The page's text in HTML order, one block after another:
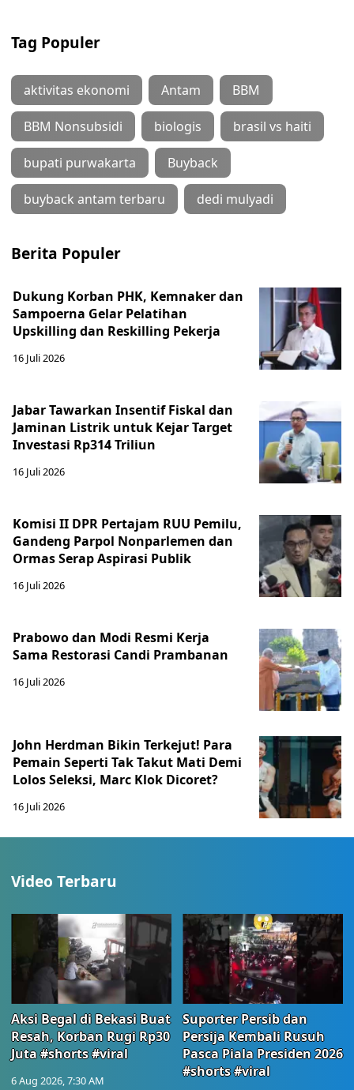
Tag Populer
aktivitas ekonomi Antam BBM
BBM Nonsubsidi biologis brasil vs haiti
bupati purwakarta Buyback
buyback antam terbaru dedi mulyadi
Berita Populer
Dukung Korban PHK, Kemnaker dan
Sampoerna Gelar Pelatihan
Upskilling dan Reskilling Pekerja
16 Juli 2026
Jabar Tawarkan Insentif Fiskal dan
Jaminan Listrik untuk Kejar Target
Investasi Rp314 Triliun
16 Juli 2026
Komisi II DPR Pertajam RUU Pemilu,
Gandeng Parpol Nonparlemen dan
Ormas Serap Aspirasi Publik
16 Juli 2026
Prabowo dan Modi Resmi Kerja
Sama Restorasi Candi Prambanan
16 Juli 2026
John Herdman Bikin Terkejut! Para
Pemain Seperti Tak Takut Mati Demi
Lolos Seleksi, Marc Klok Dicoret?
16 Juli 2026
Video Terbaru
Aksi Begal di Bekasi Buat
Resah, Korban Rugi Rp30
Juta #shorts #viral
6 Aug 2026, 7:30 AM
Suporter Persib dan
Persija Kembali Rusuh
Pasca Piala Presiden 2026
#shorts #viral